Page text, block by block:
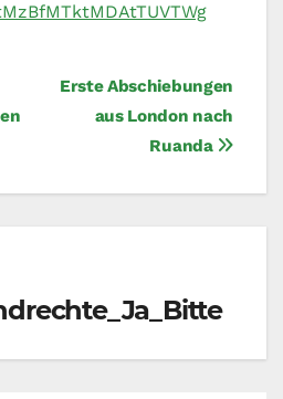
Erste Abschiebungen
aus London nach
Ruanda